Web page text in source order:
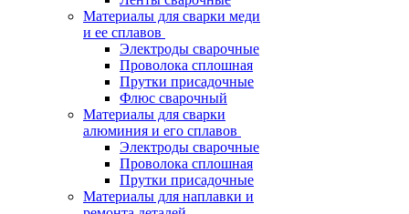
Материалы для сварки меди
и ее сплавов
Электроды сварочные
Проволока сплошная
Прутки присадочные
Флюс сварочный
Материалы для сварки
алюминия и его сплавов
Электроды сварочные
Проволока сплошная
Прутки присадочные
Материалы для наплавки и